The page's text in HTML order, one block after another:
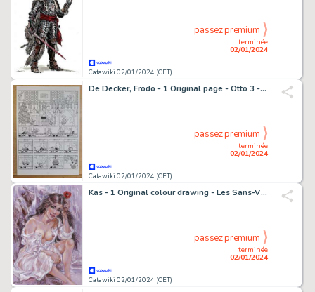
Catawiki 02/01/2024 (CET)
terminée
02/01/2024
passez premium
De Decker, Frodo - 1 Original page - Otto 3 - 2014
Catawiki 02/01/2024 (CET)
terminée
02/01/2024
passez premium
Kas - 1 Original colour drawing - Les Sans-Visages - Feya - 2019
Catawiki 02/01/2024 (CET)
terminée
02/01/2024
passez premium